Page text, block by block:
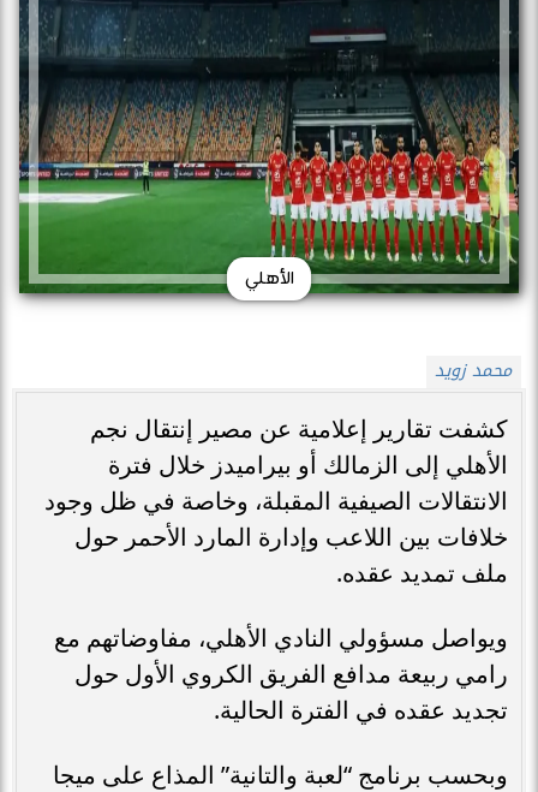
الأهلي
محمد زويد
كشفت تقارير إعلامية عن مصير إنتقال نجم
الأهلي إلى الزمالك أو بيراميدز خلال فترة
الانتقالات الصيفية المقبلة، وخاصة في ظل وجود
خلافات بين اللاعب وإدارة المارد الأحمر حول
ملف تمديد عقده.
ويواصل مسؤولي النادي الأهلي، مفاوضاتهم مع
رامي ربيعة مدافع الفريق الكروي الأول حول
تجديد عقده في الفترة الحالية.
وبحسب برنامج “لعبة والتانية” المذاع على ميجا